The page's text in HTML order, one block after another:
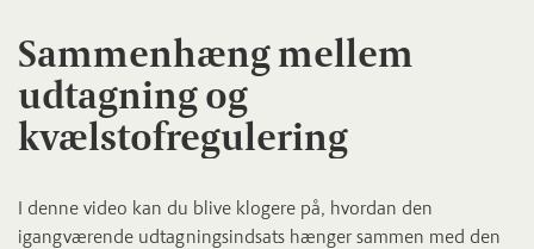
Sammenhæng mellem
udtagning og
kvælstofregulering
I denne video kan du blive klogere på, hvordan den
igangværende udtagningsindsats hænger sammen med den